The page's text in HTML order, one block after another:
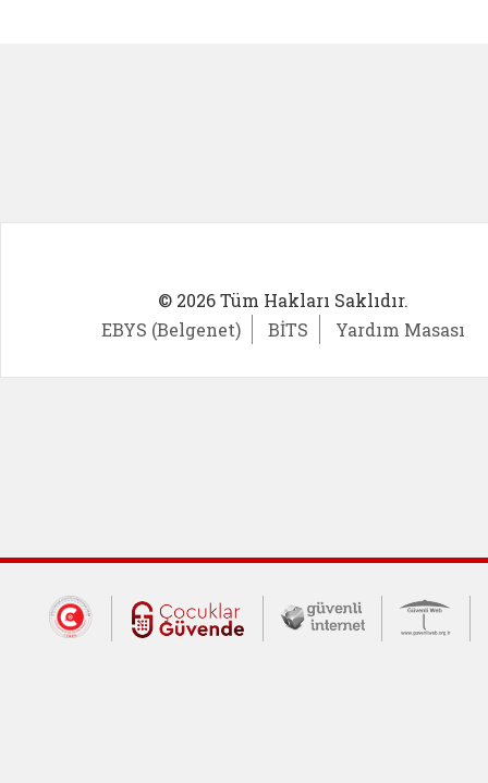
© 2026 Tüm Hakları Saklıdır.
EBYS (Belgenet)
BİTS Yardım Masası
Dış Bağlantılar
Cumhurbaşkanlığı İletişim Merkezi
Çocuklar Güvende (yeni
Güvenli